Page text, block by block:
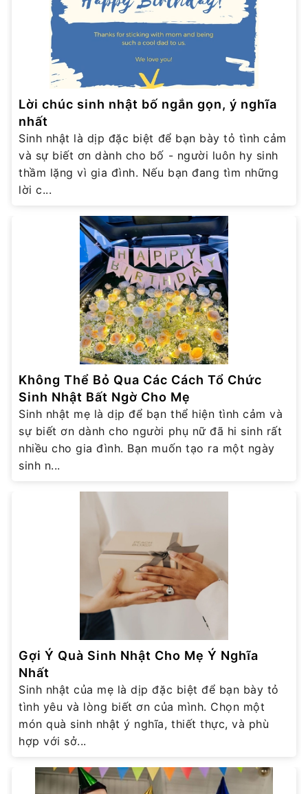
Lời chúc sinh nhật bố ngắn gọn, ý nghĩa
nhất
Sinh nhật là dịp đặc biệt để bạn bày tỏ tình cảm
và sự biết ơn dành cho bố - người luôn hy sinh
thầm lặng vì gia đình. Nếu bạn đang tìm những
lời c...
Không Thể Bỏ Qua Các Cách Tổ Chức
Sinh Nhật Bất Ngờ Cho Mẹ
Sinh nhật mẹ là dịp để bạn thể hiện tình cảm và
sự biết ơn dành cho người phụ nữ đã hi sinh rất
nhiều cho gia đình. Bạn muốn tạo ra một ngày
sinh n...
Gợi Ý Quà Sinh Nhật Cho Mẹ Ý Nghĩa
Nhất
Sinh nhật của mẹ là dịp đặc biệt để bạn bày tỏ
tình yêu và lòng biết ơn của mình. Chọn một
món quà sinh nhật ý nghĩa, thiết thực, và phù
hợp với sở...